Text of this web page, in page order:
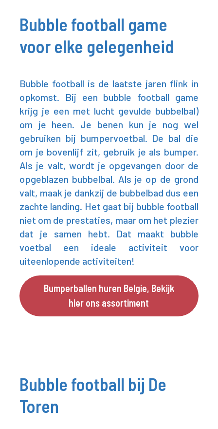
Bubble football game
voor elke gelegenheid
Bubble football is de laatste jaren flink in
opkomst. Bij een bubble football game
krijg je een met lucht gevulde bubbelbal)
om je heen. Je benen kun je nog wel
gebruiken bij bumpervoetbal. De bal die
om je bovenlijf zit, gebruik je als bumper.
Als je valt, wordt je opgevangen door de
opgeblazen bubbelbal. Als je op de grond
valt, maak je dankzij de bubbelbad dus een
zachte landing. Het gaat bij bubble football
niet om de prestaties, maar om het plezier
dat je samen hebt. Dat maakt bubble
voetbal een ideale activiteit voor
uiteenlopende activiteiten!
Bumperballen huren Belgie, Bekijk
hier ons assortiment
Bubble football bij De
Toren